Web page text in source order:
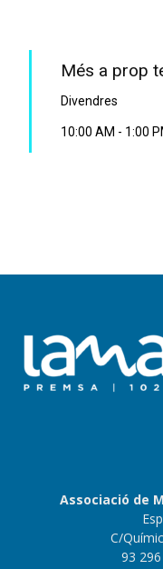
Més a prop
Divendres
10:00 AM - 1:00
Associació de
C/
93